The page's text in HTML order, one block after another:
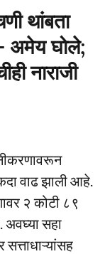
थांबता
अमेय घोले;
नाराजी
वाढ झाली आहे.
२ कोटी ८९
अवघ्या सहा
सत्ताधाऱ्यांसह